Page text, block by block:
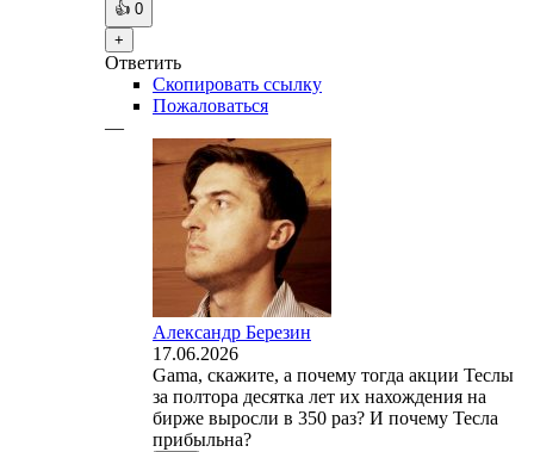
👍 0
+
Ответить
Скопировать ссылку
Пожаловаться
—
Александр Березин
17.06.2026
Gama, скажите, а почему тогда акции Теслы
за полтора десятка лет их нахождения на
бирже выросли в 350 раз? И почему Тесла
прибыльна?